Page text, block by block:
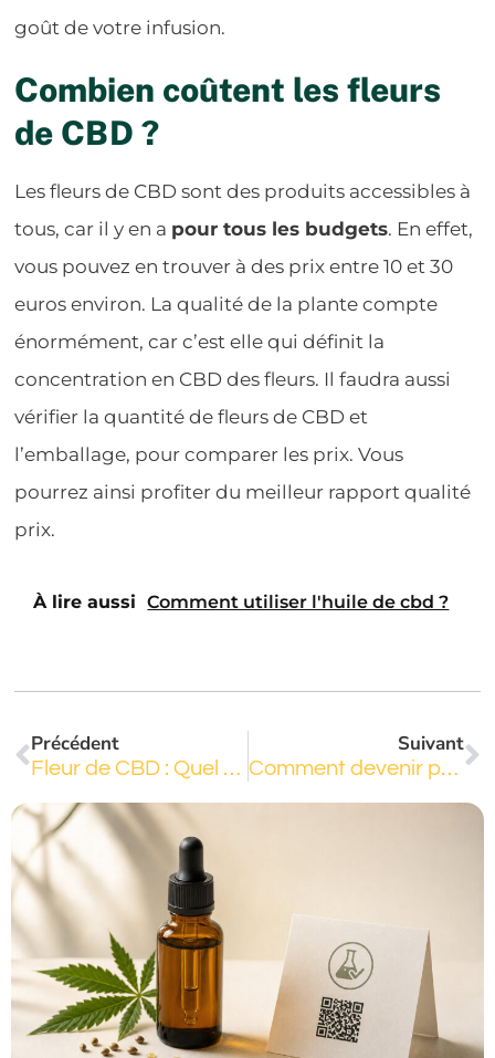
goût de votre infusion.
Combien coûtent les fleurs
de CBD ?
Les fleurs de CBD sont des produits accessibles à
tous, car il y en a pour tous les budgets. En effet,
vous pouvez en trouver à des prix entre 10 et 30
euros environ. La qualité de la plante compte
énormément, car c’est elle qui définit la
concentration en CBD des fleurs. Il faudra aussi
vérifier la quantité de fleurs de CBD et
l’emballage, pour comparer les prix. Vous
pourrez ainsi profiter du meilleur rapport qualité
prix.
À lire aussi Comment utiliser l'huile de cbd ?
Précédent
Fleur de CBD : Quel est le prix du cbd au kilo ?
Suivant
Comment devenir producteur de CBD en France ?